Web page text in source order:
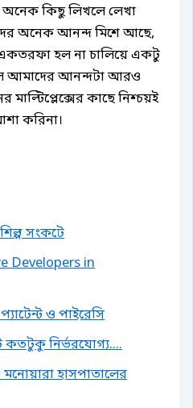
অনেক কিছু লিখলে লেখা
অনেক আনন্দ মিশে আছে,
হল না চালিয়ে একটু
আমাদের আনন্দটা আরও
মাল্টিপ্লেক্সের কাছে নিশ্চয়ই
করিনা।
সংকটে
Developers in
ও পাইরেসি
কতটুকু নির্ভরযোগ্য....
মনোয়ারা হাসপাতালের